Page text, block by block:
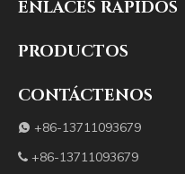
ENLACES RÁPIDOS
PRODUCTOS
CONTÁCTENOS
 +86-13711093679
 +86-13711093679